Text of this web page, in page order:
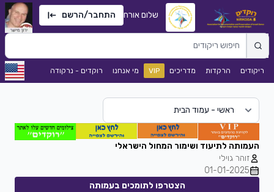
שלום אורח התחבר/הרשם
ריקודים הרקדות מדריכים VIP מי אנחנו רוקדים - נרקודה
העמותה לתיעוד ושימור המחול הישראלי
זוהר גוילי
01-01-2025
הצטרפו לתומכים בעמותה